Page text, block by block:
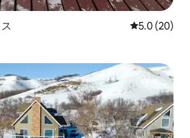
レビュー20
5.0 (20)
です。